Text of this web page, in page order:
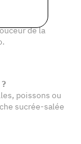
de la
poissons ou
sucrée-salée